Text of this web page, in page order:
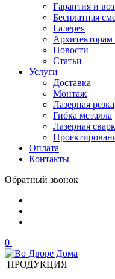
Гарантия и
Бесплатная
Галерея
Новости
Статьи
Услуги
Доставка
Монтаж
Лазерная резка
Гибка металла
Лазерная
Оплата
Контакты
Обратный звонок
0
ПРОДУКЦИЯ